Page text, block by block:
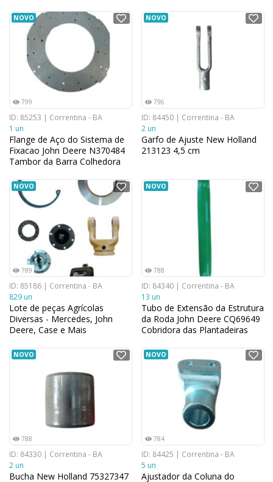
3,81 cm
NOVO
799
ID: 85253 | Correntina - BA
1 un
Flange de Aço do Sistema de
Fixacao John Deere N370484
Tambor da Barra Colhedora
cm x 1,016 cm
NOVO
796
ID: 84450 | Correntina - BA
2 un
Garfo de Ajuste New Holland
213123 4,5 cm
NOVO
789
ID: 85186 | Correntina - BA
829 un
Lote de peças Agrícolas
Diversas - Mercedes, John
Deere, Case e Mais
NOVO
788
ID: 84340 | Correntina - BA
13 un
Tubo de Extensão da Estrutura
da Roda John Deere CQ69649
Cobridora das Plantadeiras
NOVO
788
ID: 84330 | Correntina - BA
2 un
Bucha New Holland 75327347
NOVO
784
ID: 84425 | Correntina - BA
5 un
Ajustador da Coluna do